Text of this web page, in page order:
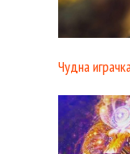
Чудна